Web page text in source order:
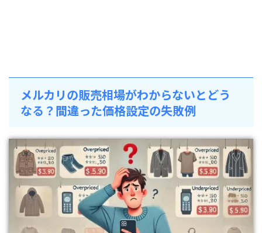
メルカリの販売相場がわからないとどう
なる？間違った価格設定の失敗例